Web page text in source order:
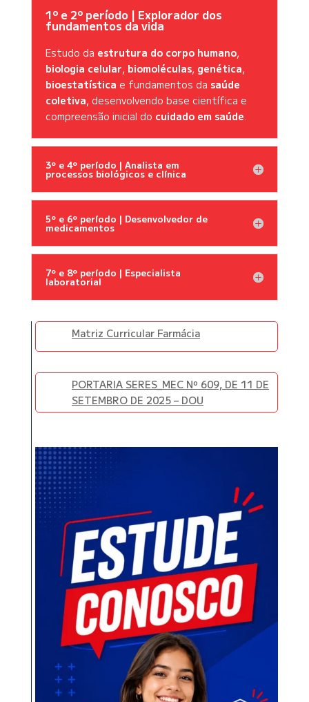
1º e 2º período | Explorador dos
fundamentos da vida
Estudo da estrutura do corpo humano,
biologia celular, biomoléculas, genética,
bioestatística e fundamentos da saúde
coletiva, desenvolvendo base científica e
compreensão inicial do cuidado em saúde.
3º e 4º período | Analista em
processos biológicos e clínica
5º e 6º período | Desenvolvedor de
medicamentos
7º e 8º período | Especialista
laboratorial
Matriz Curricular Farmácia
PORTARIA SERES_MEC Nº 609, DE 11 DE
SETEMBRO DE 2025 – DOU